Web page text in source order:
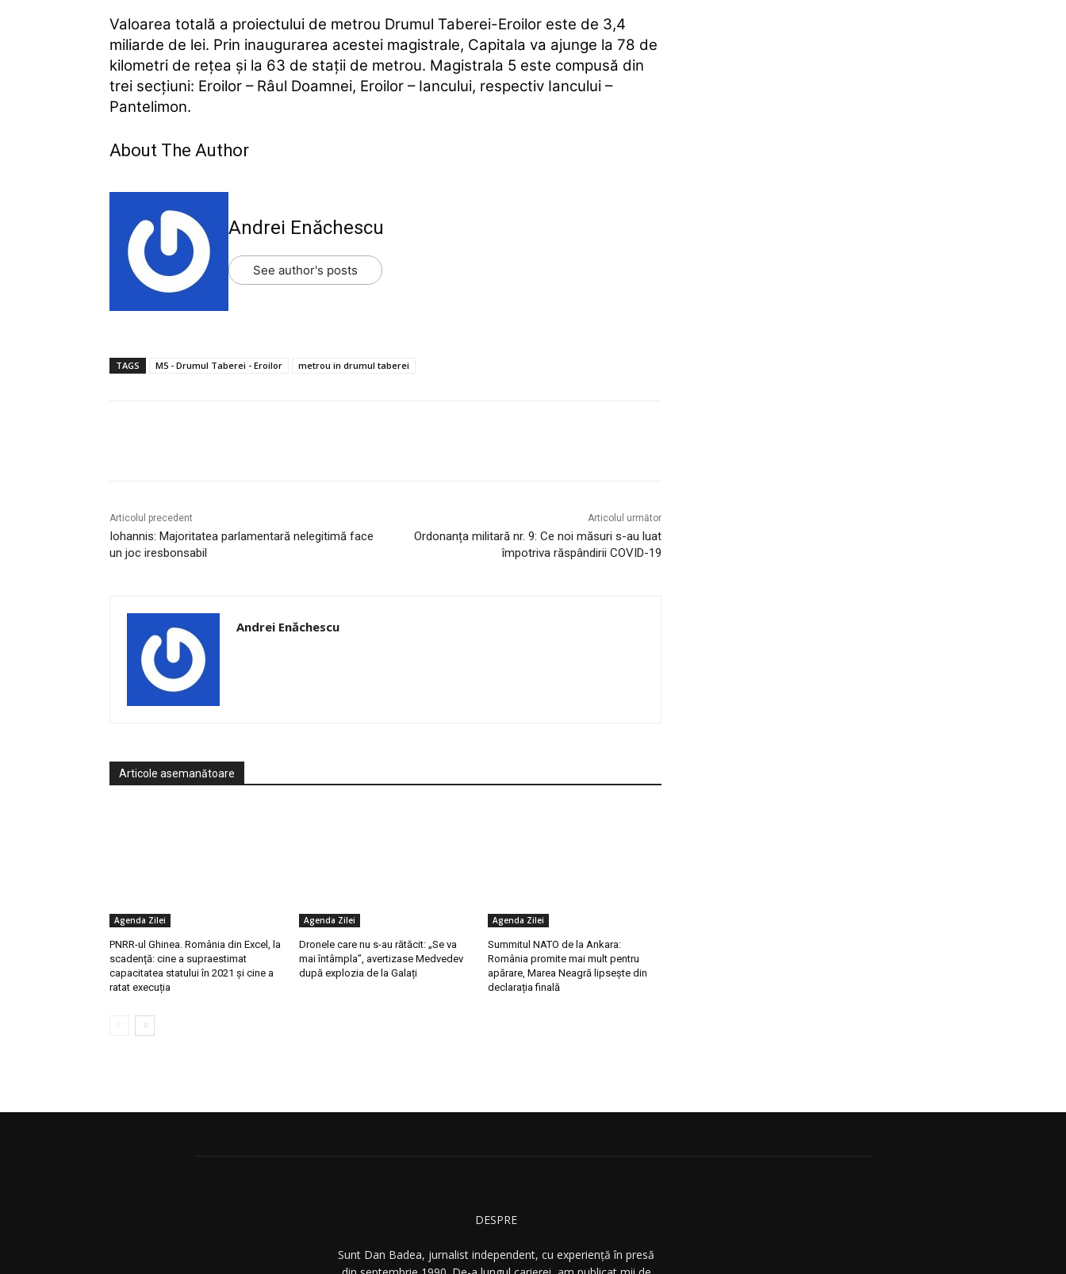
Valoarea totală a proiectului de metrou Drumul Taberei-Eroilor este de 3,4
miliarde de lei. Prin inaugurarea acestei magistrale, Capitala va ajunge la 78 de
kilometri de reţea şi la 63 de staţii de metrou. Magistrala 5 este compusă din
trei secţiuni: Eroilor – Râul Doamnei, Eroilor – Iancului, respectiv Iancului –
Pantelimon.
About The Author
Andrei Enăchescu
See author's posts
TAGS M5 - Drumul Taberei - Eroilor metrou in drumul taberei
Articolul precedent
Iohannis: Majoritatea parlamentară nelegitimă face
un joc iresbonsabil
Articolul următor
Ordonanța militară nr. 9: Ce noi măsuri s-au luat
împotriva răspândirii COVID-19
Andrei Enăchescu
Articole asemanătoare
Agenda Zilei
PNRR-ul Ghinea. România din Excel, la
scadență: cine a supraestimat
capacitatea statului în 2021 și cine a
ratat execuția
Agenda Zilei
Dronele care nu s-au rătăcit: „Se va
mai întâmpla”, avertizase Medvedev
după explozia de la Galați
Agenda Zilei
Summitul NATO de la Ankara:
România promite mai mult pentru
apărare, Marea Neagră lipsește din
declarația finală
DESPRE
Sunt Dan Badea, jurnalist independent, cu experiență în presă